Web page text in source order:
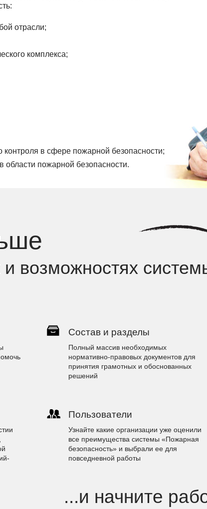
отрасли;
комплекса;
контроля в сфере пожарной безопасности;
пожарной безопасности.
возможностях
Состав и разделы
Полный массив необходимых
нормативно-правовых документов для
принятия грамотных и обоснованных
решений
Пользователи
Узнайте какие организации уже оценили
все преимущества системы «Пожарная
безопасность» и выбрали ее для
повседневной работы
...и начните